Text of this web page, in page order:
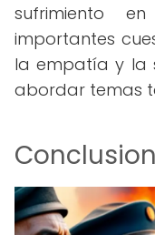
sufrimiento
importantes
la empatía y la
abordar temas